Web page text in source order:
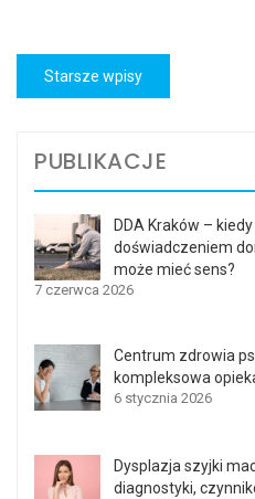
Nawigacja
po
wpisach
Starsze wpisy
PUBLIKACJE
DDA Kraków –
doświadczeniem
może mieć sens?
7 czerwca 2026
Centrum zdrowia
kompleksowa
6 stycznia 2026
Dysplazja szyjki
diagnostyki,